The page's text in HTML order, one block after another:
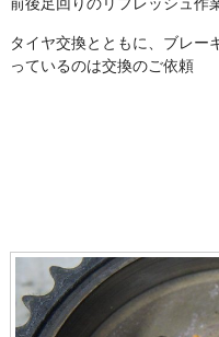
タイヤ交換とともに、ブレー
っているのは交換のご依頼